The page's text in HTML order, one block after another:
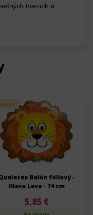
tvaroch a
Balón fóliový -
Hlava Leva - 74 cm
5,85 €